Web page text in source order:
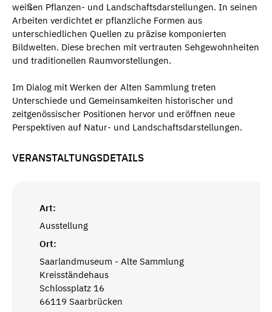
weißen Pflanzen- und Landschaftsdarstellungen. In seinen
Arbeiten verdichtet er pflanzliche Formen aus
unterschiedlichen Quellen zu präzise komponierten
Bildwelten. Diese brechen mit vertrauten Sehgewohnheiten
und traditionellen Raumvorstellungen.
Im Dialog mit Werken der Alten Sammlung treten
Unterschiede und Gemeinsamkeiten historischer und
zeitgenössischer Positionen hervor und eröffnen neue
Perspektiven auf Natur- und Landschaftsdarstellungen.
VERANSTALTUNGSDETAILS
Art:
Ausstellung
Ort:
Saarlandmuseum - Alte Sammlung
Kreisständehaus
Schlossplatz 16
66119 Saarbrücken